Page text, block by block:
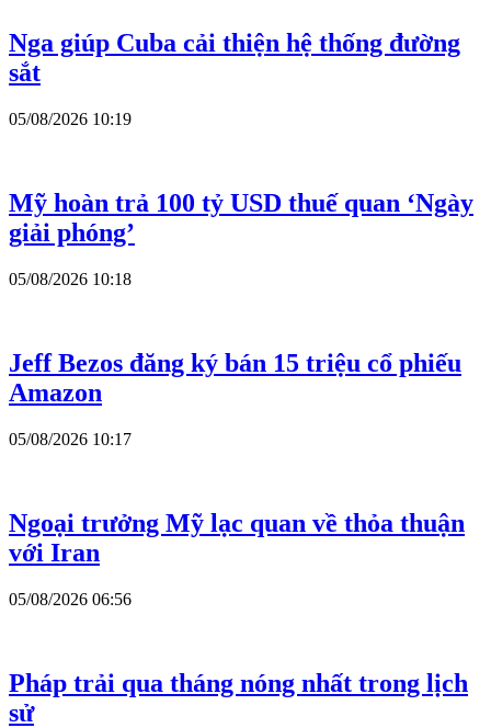
Nga giúp Cuba cải thiện hệ thống đường
sắt
05/08/2026 10:19
Mỹ hoàn trả 100 tỷ USD thuế quan ‘Ngày
giải phóng’
05/08/2026 10:18
Jeff Bezos đăng ký bán 15 triệu cổ phiếu
Amazon
05/08/2026 10:17
Ngoại trưởng Mỹ lạc quan về thỏa thuận
với Iran
05/08/2026 06:56
Pháp trải qua tháng nóng nhất trong lịch
sử